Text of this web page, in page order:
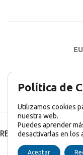
AVISO LEGAL
RECENT POSTS
Política de
Utilizamos cookies
nuestra web.
Puedes aprender
desactivarlas en los
Aceptar
English Inglés)